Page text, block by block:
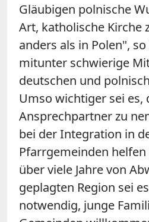
Gläubigen polnische
Art, katholische Kirche
anders als in Polen",
mitunter schwierige
deutschen und
Umso wichtiger sei es,
Ansprechpartner zu
bei der Integration in
Pfarrgemeinden
über viele Jahre von
geplagten Region sei
notwendig, junge